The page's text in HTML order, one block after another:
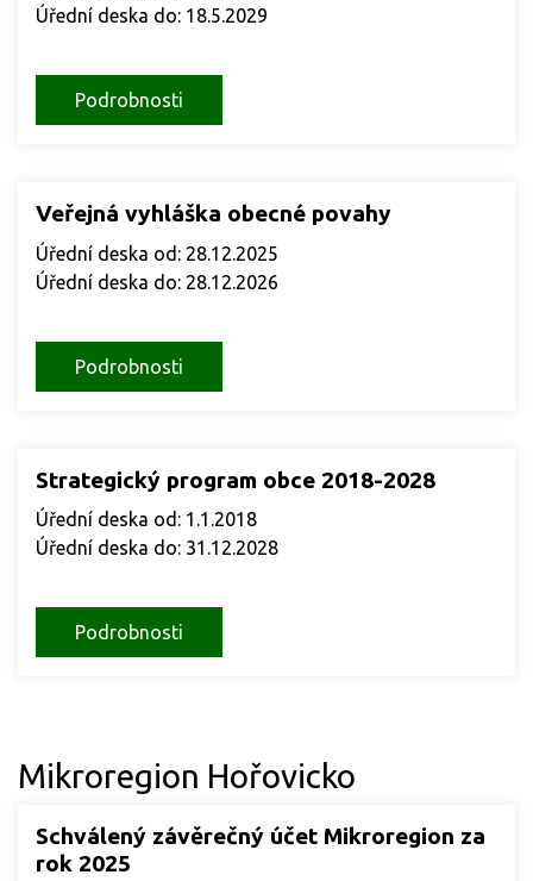
Úřední deska do: 18.5.2029
Podrobnosti
Veřejná vyhláška obecné povahy
Úřední deska od: 28.12.2025
Úřední deska do: 28.12.2026
Podrobnosti
Strategický program obce 2018-2028
Úřední deska od: 1.1.2018
Úřední deska do: 31.12.2028
Podrobnosti
Mikroregion Hořovicko
Schválený závěrečný účet Mikroregion za
rok 2025